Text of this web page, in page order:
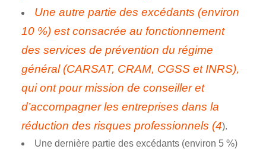
Une autre partie des excédants (environ
10 %) est consacrée au fonctionnement
des services de prévention du régime
général (CARSAT, CRAM, CGSS et INRS),
qui ont pour mission de conseiller et
d’accompagner les entreprises dans la
réduction des risques professionnels (4).
Une dernière partie des excédants (environ 5 %)